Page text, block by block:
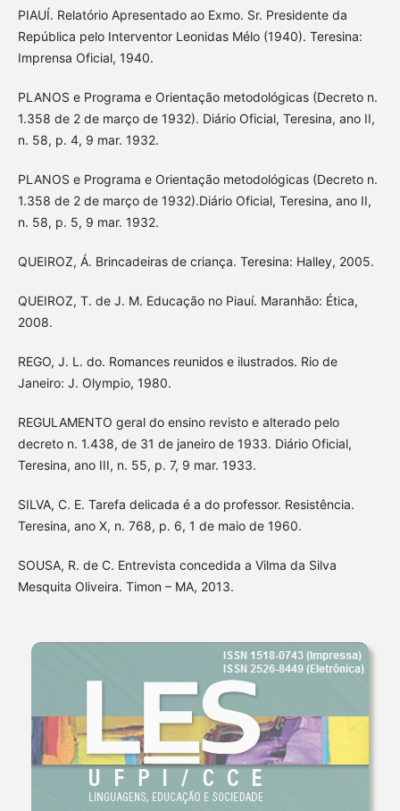
PIAUÍ. Relatório Apresentado ao Exmo. Sr. Presidente da
República pelo Interventor Leonidas Mélo (1940). Teresina:
Imprensa Oficial, 1940.
PLANOS e Programa e Orientação metodológicas (Decreto n.
1.358 de 2 de março de 1932). Diário Oficial, Teresina, ano II,
n. 58, p. 4, 9 mar. 1932.
PLANOS e Programa e Orientação metodológicas (Decreto n.
1.358 de 2 de março de 1932).Diário Oficial, Teresina, ano II,
n. 58, p. 5, 9 mar. 1932.
QUEIROZ, Á. Brincadeiras de criança. Teresina: Halley, 2005.
QUEIROZ, T. de J. M. Educação no Piauí. Maranhão: Ética,
2008.
REGO, J. L. do. Romances reunidos e ilustrados. Rio de
Janeiro: J. Olympio, 1980.
REGULAMENTO geral do ensino revisto e alterado pelo
decreto n. 1.438, de 31 de janeiro de 1933. Diário Oficial,
Teresina, ano III, n. 55, p. 7, 9 mar. 1933.
SILVA, C. E. Tarefa delicada é a do professor. Resistência.
Teresina, ano X, n. 768, p. 6, 1 de maio de 1960.
SOUSA, R. de C. Entrevista concedida a Vilma da Silva
Mesquita Oliveira. Timon – MA, 2013.